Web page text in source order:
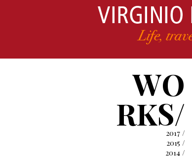
WO
RKS/
2017 /
2015 /
2014 /